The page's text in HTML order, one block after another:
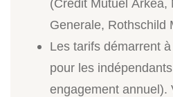
(Crédit Mutuel Arkea,
Generale, Rothschild
Les tarifs démarrent
pour les
engagement annuel).